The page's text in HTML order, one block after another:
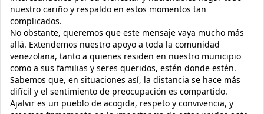
nuestro cariño y respaldo en estos momentos tan
complicados.
No obstante, queremos que este mensaje vaya mucho más
allá. Extendemos nuestro apoyo a toda la comunidad
venezolana, tanto a quienes residen en nuestro municipio
como a sus familias y seres queridos, estén donde estén.
Sabemos que, en situaciones así, la distancia se hace más
difícil y el sentimiento de preocupación es compartido.
Ajalvir es un pueblo de acogida, respeto y convivencia, y